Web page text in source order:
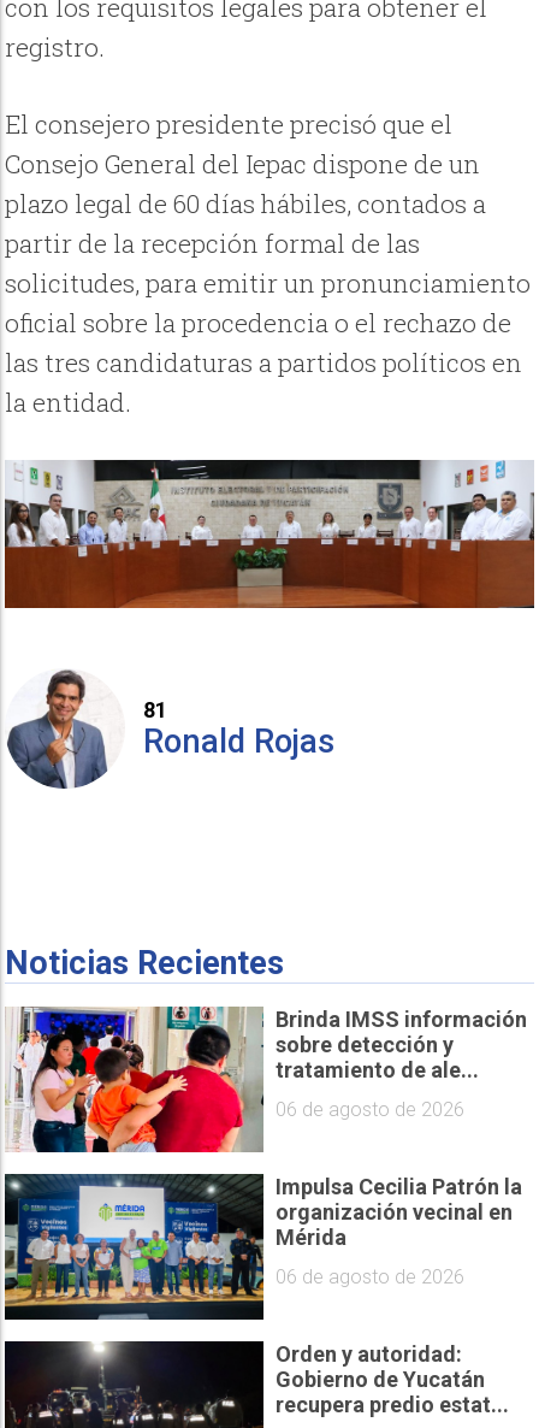
con los requisitos legales para obtener el
registro.
El consejero presidente precisó que el
Consejo General del Iepac dispone de un
plazo legal de 60 días hábiles, contados a
partir de la recepción formal de las
solicitudes, para emitir un pronunciamiento
oficial sobre la procedencia o el rechazo de
las tres candidaturas a partidos políticos en
la entidad.
81
Ronald Rojas
Noticias Recientes
Brinda IMSS información
sobre detección y
tratamiento de ale...
06 de agosto de 2026
Impulsa Cecilia Patrón la
organización vecinal en
Mérida
06 de agosto de 2026
Orden y autoridad:
Gobierno de Yucatán
recupera predio estat...